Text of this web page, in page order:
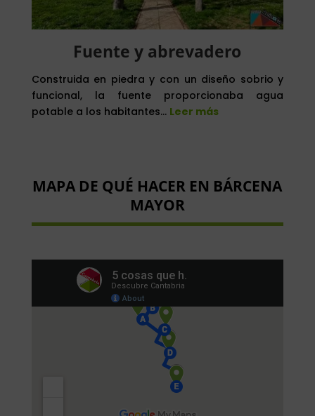
Fuente y abrevadero
Construida en piedra y con un diseño sobrio y
funcional, la fuente proporcionaba agua
potable a los habitantes… Leer más
MAPA DE QUÉ HACER EN BÁRCENA
MAYOR